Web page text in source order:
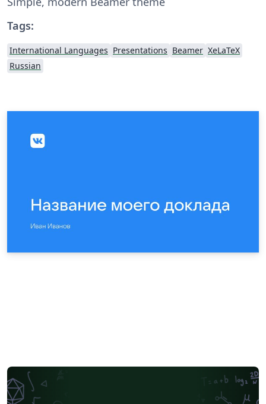
Tags:
International Languages Presentations Beamer XeLaTeX
Russian